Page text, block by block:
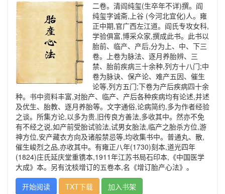
二卷。清阎纯玺(生卒年不详)撰。阎
纯玺字诚斋,上谷 (今河北宜化)人。雍
正中期,官广西左江道。阎氏专攻女科,
学验俱富,博采众家,撰成此书。此书以
胎前、临产、产后,分为上、中、下三
卷。上卷为脉法、逐月养胎辨、三
禁、胎前疾病三十余种,列方十八门;中
卷为脉诀、保产论、难产五因、催生
论等,列方五门;下卷为产后疾病四十余
种。书中资料丰富,对胎产、临产、产后各种疾病均有论述,并述
及优生、胎教、逐月养胎等。文字通俗,论病简约,多为作者经验
之谈。所集方论,以多为贵,旧传良方善法,多收其中。然亦不免
有不经之说,如产前受胎试验法,试男女胎法,临产之胎杀方位,游
神方位,安产藏衣方向及诸般禁忌等,均收集书中。普通丸、散,
催生峻烈之品,亦收其中。有雍正八年(1730)刻本,道光四年
(1824)庄氏延庆堂重镌本,1911年江苏书局石印本,《中国医学
大成》本。另有沈棪增订的五卷本,名《增订胎产心法》。
开始阅读
TXT下载 加入书架